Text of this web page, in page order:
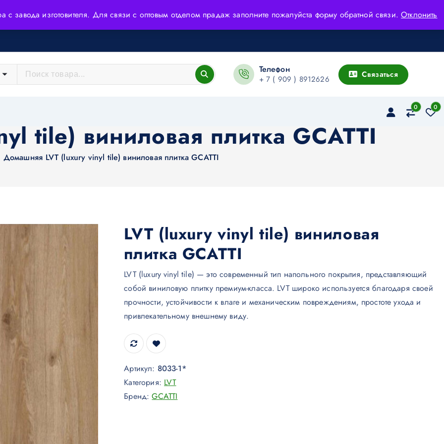
с завода изготовителя. Для связи с оптовым отделом прадаж заполните пожалуйста форму обратной связи.Отклонить
Телефон
+ 7 ( 909 ) 8912626 Связаться
0 0
tile) виниловая плитка GCATTI
Домашняя LVT (luxury vinyl tile) виниловая плитка GCATTI
LVT (luxury vinyl tile) виниловая
плитка GCATTI
LVT (luxury vinyl tile) — это современный тип напольного покрытия, представляющий
собой виниловую плитку премиум-класса. LVT широко используется благодаря своей
прочности, устойчивости к влаге и механическим повреждениям, простоте ухода и
привлекательному внешнему виду.
Артикул: 8033-1*
Категория: LVT
Бренд:GCATTI